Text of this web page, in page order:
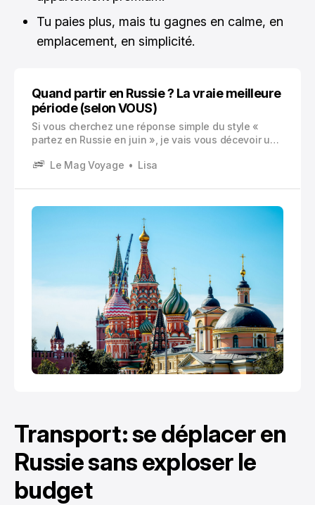
Tu paies plus, mais tu gagnes en calme, en
emplacement, en simplicité.
Quand partir en Russie ? La vraie meilleure
période (selon VOUS)
Si vous cherchez une réponse simple du style «
partez en Russie en juin », je vais vous décevoir un
surtout de ce que vous voulez vivre sur place.
Le Mag Voyage Lisa
Transport : se déplacer en
Russie sans exploser le
budget